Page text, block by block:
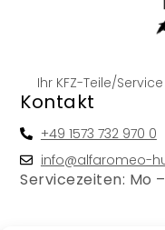
Ihr KFZ-Teile/
Kontakt
+49 1573 732 970 0
info@alfaromeo-
Servicezeiten: Mo